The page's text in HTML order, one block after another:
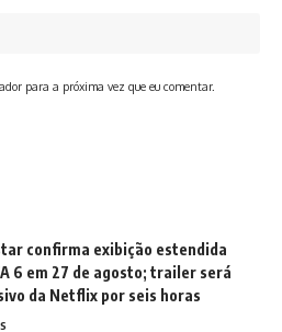
para a próxima vez que eu comentar.
confirma exibição estendida
6 em 27 de agosto; trailer será
da Netflix por seis horas